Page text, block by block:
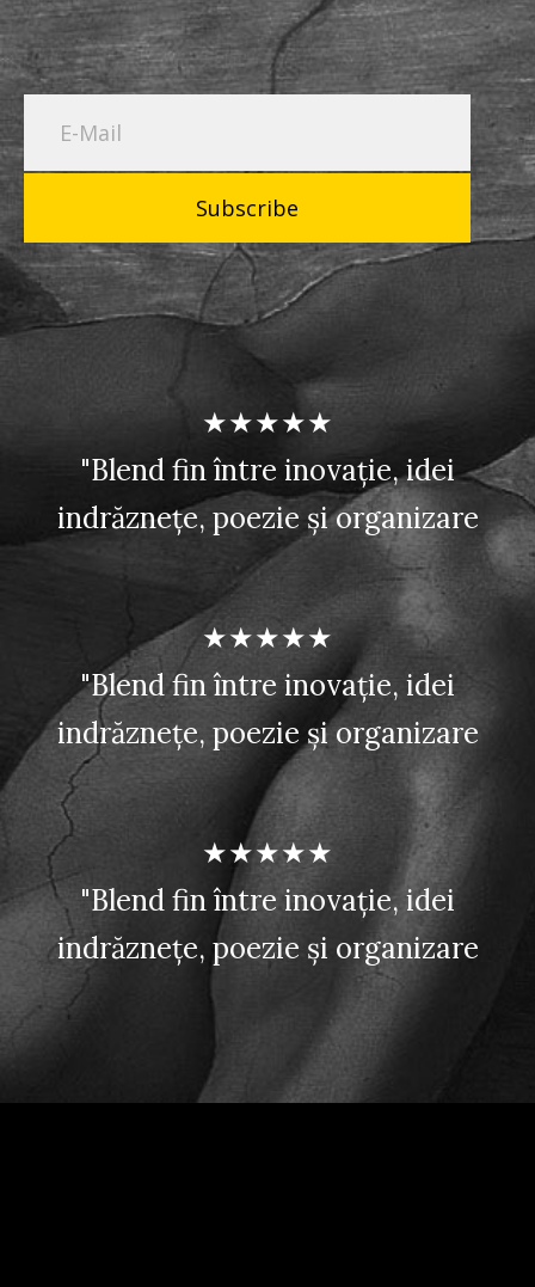
Subscribe
★★★★★
"Blend fin între inovație, idei
indrăznețe, poezie și organizare
★★★★★
"Blend fin între inovație, idei
indrăznețe, poezie și organizare
★★★★★
"Blend fin între inovație, idei
indrăznețe, poezie și organizare